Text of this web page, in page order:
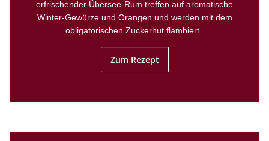
erfrischender Übersee-Rum treffen auf aromatische
Winter-Gewürze und Orangen und werden mit dem
obligatorischen Zuckerhut flambiert.
Zum Rezept